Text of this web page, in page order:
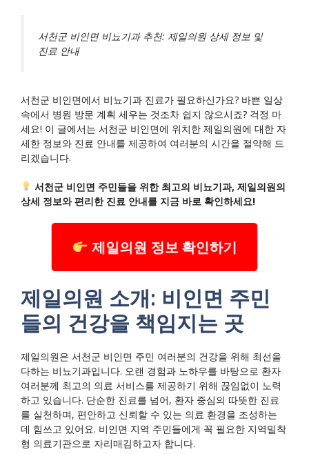
서천군 비인면 비뇨기과 추천: 제일의원 상세 정보 및
진료 안내
서천군 비인면에서 비뇨기과 진료가 필요하신가요? 바쁜 일상
속에서 병원 방문 계획 세우는 것조차 쉽지 않으시죠? 걱정 마
세요! 이 글에서는 서천군 비인면에 위치한 제일의원에 대한 자
세한 정보와 진료 안내를 제공하여 여러분의 시간을 절약해 드
리겠습니다.
서천군 비인면 주민들을 위한 최고의 비뇨기과, 제일의원의
상세 정보와 편리한 진료 안내를 지금 바로 확인하세요!
제일의원 정보 확인하기
제일의원 소개: 비인면 주민
들의 건강을 책임지는 곳
제일의원은 서천군 비인면 주민 여러분의 건강을 위해 최선을
다하는 비뇨기과입니다. 오랜 경험과 노하우를 바탕으로 환자
여러분께 최고의 의료 서비스를 제공하기 위해 끊임없이 노력
하고 있습니다. 단순한 진료를 넘어, 환자 중심의 따뜻한 진료
를 실천하며, 편안하고 신뢰할 수 있는 의료 환경을 조성하는
데 힘쓰고 있어요. 비인면 지역 주민들에게 꼭 필요한 지역밀착
형 의료기관으로 자리매김하고자 합니다.